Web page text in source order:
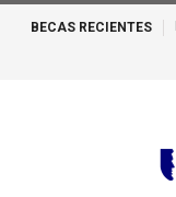
BECAS
Becas